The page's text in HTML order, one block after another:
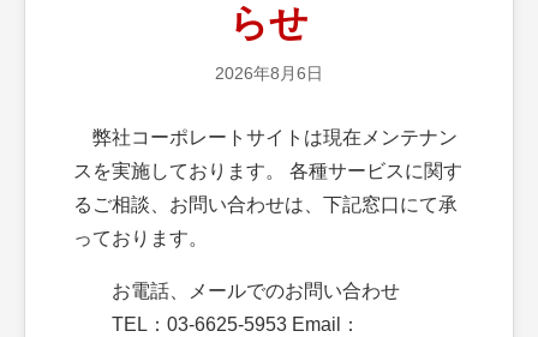
らせ
2026年8月6日
弊社コーポレートサイトは現在メンテナン
スを実施しております。 各種サービスに関す
るご相談、お問い合わせは、下記窓口にて承
っております。
お電話、メールでのお問い合わせ
TEL：03-6625-5953 Email：